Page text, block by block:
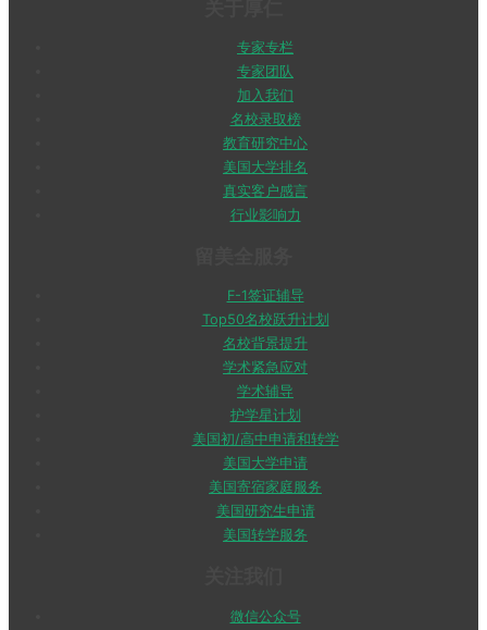
专家专栏
专家团队
加入我们
名校录取榜
教育研究中心
美国大学排名
真实客户感言
行业影响力
F-1签证辅导
Top50名校跃升计划
名校背景提升
学术紧急应对
学术辅导
护学星计划
美国初/高中申请和转学
美国大学申请
美国寄宿家庭服务
美国研究生申请
美国转学服务
微信公众号